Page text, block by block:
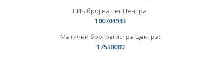
ПИБ број нашег Центра:
100704943
Матични број регистра Центра:
17530089